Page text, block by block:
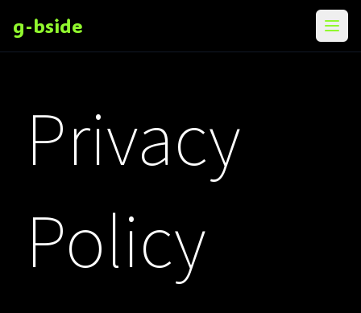
g-bside メニ
Privacy
Policy